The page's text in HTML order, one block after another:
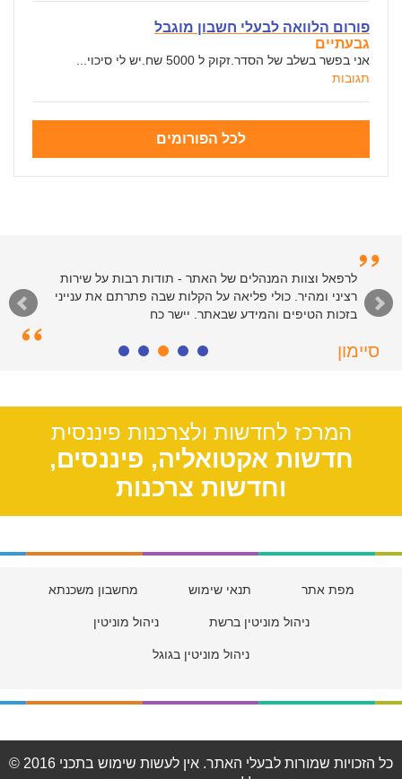
פורום הלוואה לבעלי חשבון מוגבל
גבעתיים
אני בפשר בשלב של הסדר.זקוק ל 5000 שח.יש לי סיכוי...
תגובות
לכל הפורומים
לרפאל וצוות המנהלים של האתר - תודות רבות על שירות
רציני ומהיר. כולי פליאה על הקלות שבה פתרתם את ענייני
בזכות הטיפים והמידע שבאתר. יישר כח
סיימון
המרכז לחדשות ולצרכנות פיננסית
חדשות אקטואליה, פיננסים,
וחדשות צרכנות
מפת אתר תנאי שימוש מחשבון משכנתא
ניהול מוניטין ברשת ניהול מוניטין
ניהול מוניטין בגוגל
© 2016 כל הזכויות שמורות לבעלי האתר. אין לעשות שימוש בתכני